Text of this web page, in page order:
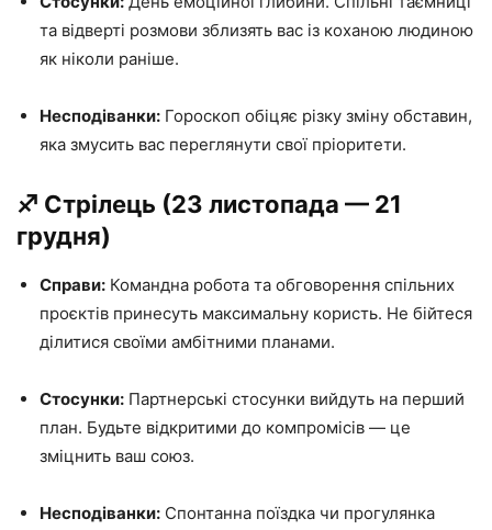
та відверті розмови зблизять вас із коханою людиною
як ніколи раніше.
Несподіванки: Гороскоп обіцяє різку зміну обставин,
яка змусить вас переглянути свої пріоритети.
♐️ Стрілець (23 листопада — 21
грудня)
Справи: Командна робота та обговорення спільних
проєктів принесуть максимальну користь. Не бійтеся
ділитися своїми амбітними планами.
Стосунки: Партнерські стосунки вийдуть на перший
план. Будьте відкритими до компромісів — це
зміцнить ваш союз.
Несподіванки: Спонтанна поїздка чи прогулянка